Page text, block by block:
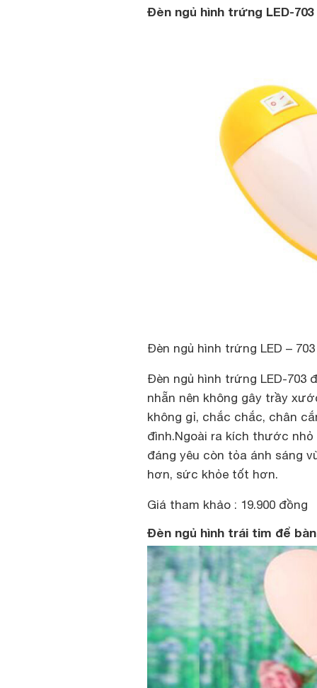
Đèn ngủ hình trứng LED-703
Đèn ngủ hình trứng LED –
Đèn ngủ hình trứng LED-
nhẵn nên không gây trầy
không gỉ, chắc chắc, chân
đình.Ngoài ra kích thước
đáng yêu còn tỏa ánh sáng
hơn, sức khỏe tốt hơn.
Giá tham khảo : 19.900 đồng
Đèn ngủ hình trái tim để